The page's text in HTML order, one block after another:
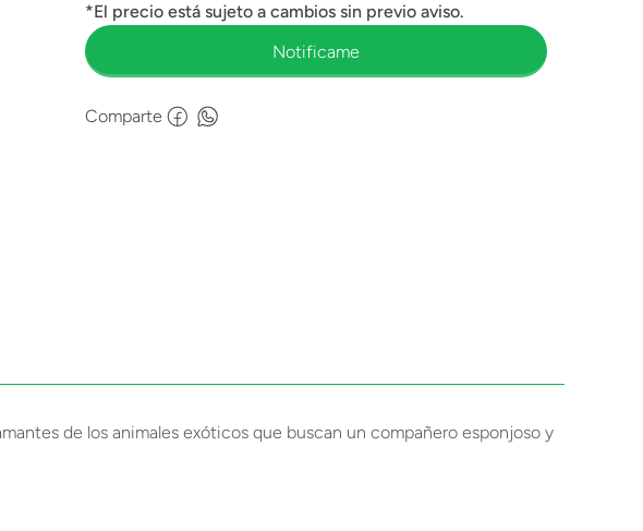
Comparte
de los animales exóticos que buscan un compañero esponjoso y